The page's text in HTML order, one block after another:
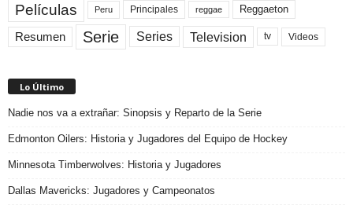
Películas Peru Principales reggae Reggaeton
Resumen Serie Series Television tv Videos
Lo Último
Nadie nos va a extrañar: Sinopsis y Reparto de la Serie
Edmonton Oilers: Historia y Jugadores del Equipo de Hockey
Minnesota Timberwolves: Historia y Jugadores
Dallas Mavericks: Jugadores y Campeonatos